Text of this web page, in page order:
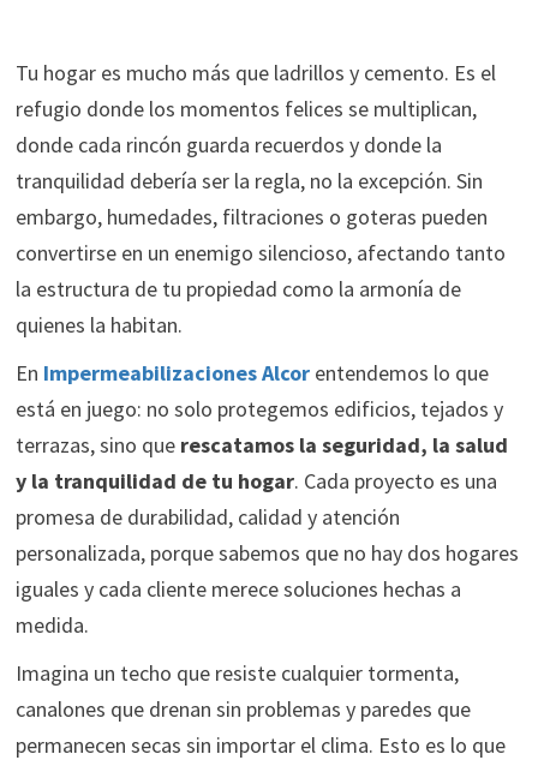
Tu hogar es mucho más que ladrillos y cemento. Es el
refugio donde los momentos felices se multiplican,
donde cada rincón guarda recuerdos y donde la
tranquilidad debería ser la regla, no la excepción. Sin
embargo, humedades, filtraciones o goteras pueden
convertirse en un enemigo silencioso, afectando tanto
la estructura de tu propiedad como la armonía de
quienes la habitan.
En Impermeabilizaciones Alcor entendemos lo que
está en juego: no solo protegemos edificios, tejados y
terrazas, sino que rescatamos la seguridad, la salud
y la tranquilidad de tu hogar. Cada proyecto es una
promesa de durabilidad, calidad y atención
personalizada, porque sabemos que no hay dos hogares
iguales y cada cliente merece soluciones hechas a
medida.
Imagina un techo que resiste cualquier tormenta,
canalones que drenan sin problemas y paredes que
permanecen secas sin importar el clima. Esto es lo que